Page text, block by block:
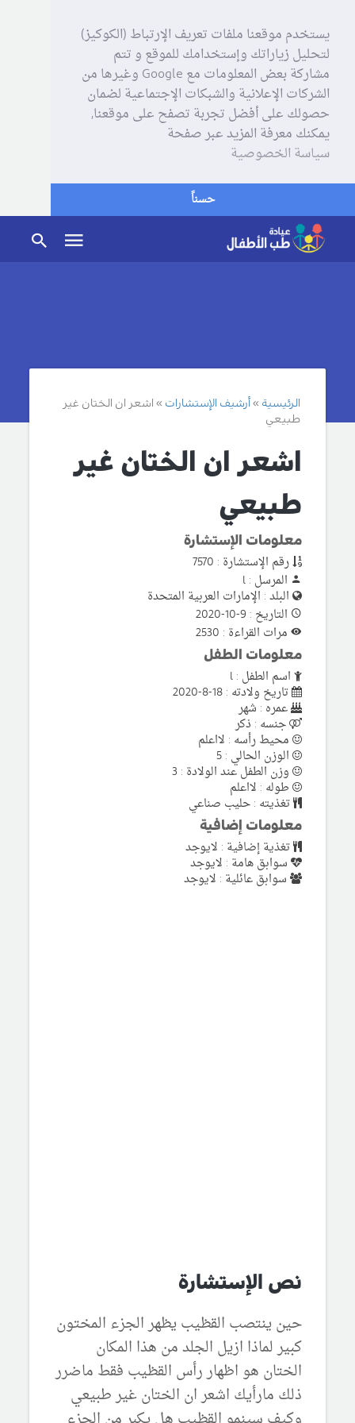
يستخدم موقعنا ملفات تعريف الإرتباط (الكوكيز)
لتحليل زياراتك وإستخدامك للموقع و تتم
مشاركة بعض المعلومات مع Google وغيرها من
الشركات الإعلانية والشبكات الإجتماعية لضمان
حصولك على أفضل تجربة تصفح على موقعنا,
يمكنك معرفة المزيد عبر صفحة
سياسة الخصوصية
حسناً
الرئيسية أرشيف الإستشارات
اشعر ان الختان غير
طبيعي
اشعر ان الختان غير
طبيعي
معلومات الإستشارة
رقم الإستشارة : 7570
المرسل : l
البلد : الإمارات العربية المتحدة
التاريخ : 9-10-2020
مرات القراءة : 2530
معلومات الطفل
اسم الطفل : l
تاريخ ولادته : 18-8-2020
عمره : شهر
جنسه : ذكر
محيط رأسه : لااعلم
الوزن الحالي : 5
وزن الطفل عند الولادة : 3
طوله : لااعلم
تغذيته : حليب صناعي
معلومات إضافية
تغذية إضافية : لايوجد
سوابق هامة : لايوجد
سوابق عائلية : لايوجد
نص الإستشارة
حين ينتصب القظيب يظهر الجزء المختون
كبير لماذا ازيل الجلد من هذا المكان
الختان هو اظهار رأس القظيب فقط ماضرر
ذلك مارأيك اشعر ان الختان غير طبيعي